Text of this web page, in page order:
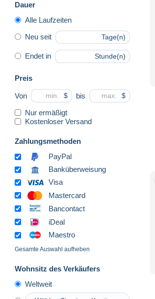
Dauer
Alle Laufzeiten
Neu seit Tage(n)
Endet in Stunde(n)
Preis
Von $ bis $
Nur ermäßigt
Kostenloser Versand
Zahlungsmethoden
PayPal
Banküberweisung
Visa
Mastercard
Bancontact
iDeal
Maestro
Gesamte Auswahl aufheben
Wohnsitz des Verkäufers
Weltweit